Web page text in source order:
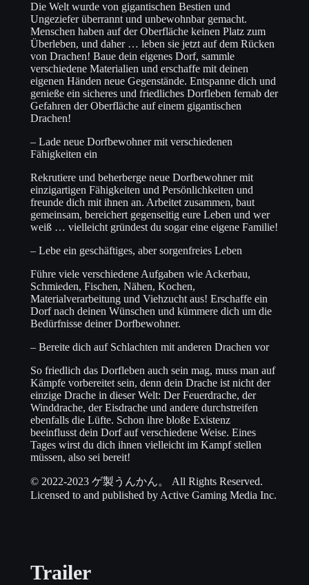
Die Welt wurde von gigantischen Bestien und
Ungeziefer überrannt und unbewohnbar gemacht.
Menschen haben auf der Oberfläche keinen Platz zum
Überleben, und daher … leben sie jetzt auf dem Rücken
von Drachen! Baue dein eigenes Dorf, sammle
verschiedene Materialien und erschaffe mit deinen
eigenen Händen neue Gegenstände. Entspanne dich und
genieße ein sicheres und friedliches Dorfleben fernab der
Gefahren der Oberfläche auf einem gigantischen
Drachen!
– Lade neue Dorfbewohner mit verschiedenen
Fähigkeiten ein
Rekrutiere und beherberge neue Dorfbewohner mit
einzigartigen Fähigkeiten und Persönlichkeiten und
freunde dich mit ihnen an. Arbeitet zusammen, baut
gemeinsam, bereichert gegenseitig eure Leben und wer
weiß … vielleicht gründest du sogar eine eigene Familie!
– Lebe ein geschäftiges, aber sorgenfreies Leben
Führe viele verschiedene Aufgaben wie Ackerbau,
Schmieden, Fischen, Nähen, Kochen,
Materialverarbeitung und Viehzucht aus! Erschaffe ein
Dorf nach deinen Wünschen und kümmere dich um die
Bedürfnisse deiner Dorfbewohner.
– Bereite dich auf Schlachten mit anderen Drachen vor
So friedlich das Dorfleben auch sein mag, muss man auf
Kämpfe vorbereitet sein, denn dein Drache ist nicht der
einzige Drache in dieser Welt: Der Feuerdrache, der
Winddrache, der Eisdrache und andere durchstreifen
ebenfalls die Lüfte. Schon ihre bloße Existenz
beeinflusst dein Dorf auf verschiedene Weise. Eines
Tages wirst du dich ihnen vielleicht im Kampf stellen
müssen, also sei bereit!
© 2022-2023 ゲ製うんかん。 All Rights Reserved.
Licensed to and published by Active Gaming Media Inc.
Trailer